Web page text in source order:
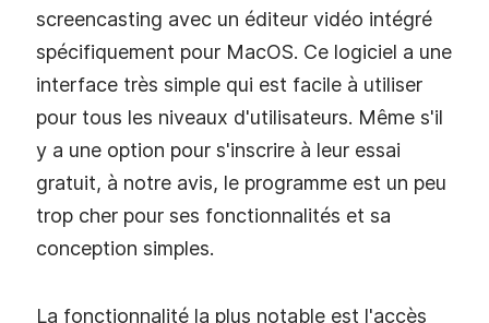
screencasting avec un éditeur vidéo intégré
spécifiquement pour MacOS. Ce logiciel a une
interface très simple qui est facile à utiliser
pour tous les niveaux d'utilisateurs. Même s'il
y a une option pour s'inscrire à leur essai
gratuit, à notre avis, le programme est un peu
trop cher pour ses fonctionnalités et sa
conception simples.
La fonctionnalité la plus notable est l'accès